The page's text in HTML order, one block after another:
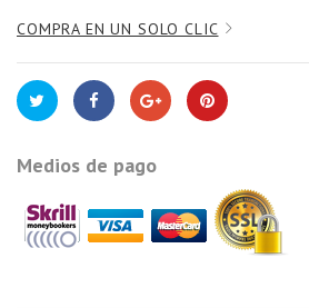
COMPRA EN UN SOLO CLIC
Medios de pago